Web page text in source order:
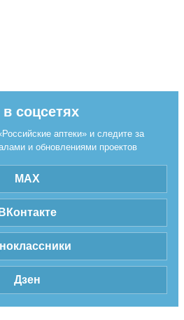
соцсетях
аптеки» и следите за
и обновлениями проектов
MAX
ВКонтакте
Дзен